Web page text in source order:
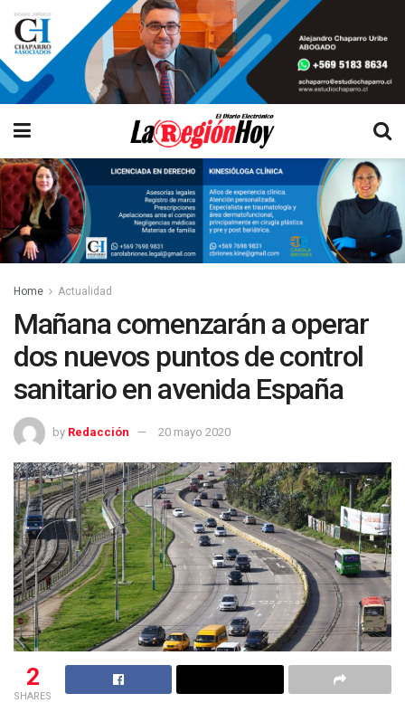
Home Actualidad
Mañana comenzarán a operar
dos nuevos puntos de control
sanitario en avenida España
by Redacción 20 mayo 2020
2
SHARES